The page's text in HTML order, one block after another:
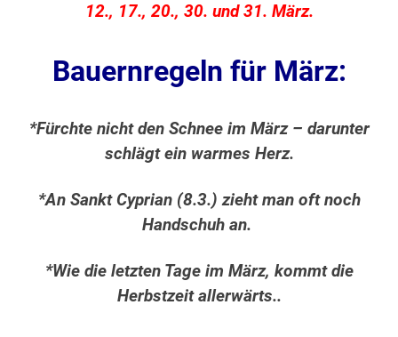
12., 17., 20., 30. und 31. März.
Bauernregeln für März:
*Fürchte nicht den Schnee im März – darunter
schlägt ein warmes Herz.
*An Sankt Cyprian (8.3.) zieht man oft noch
Handschuh an.
*Wie die letzten Tage im März, kommt die
Herbstzeit allerwärts..